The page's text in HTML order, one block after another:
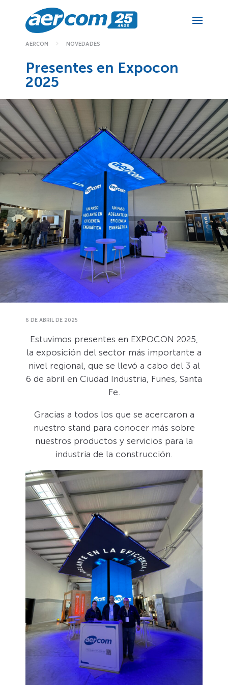
AERCOM NOVEDADES
Presentes en Expocon
2025
6 DE ABRIL DE 2025
Estuvimos presentes en EXPOCON 2025,
la exposición del sector más importante a
nivel regional, que se llevó a cabo del 3 al
6 de abril en Ciudad Industria, Funes, Santa
Fe.
Gracias a todos los que se acercaron a
nuestro stand para conocer más sobre
nuestros productos y servicios para la
industria de la construcción.